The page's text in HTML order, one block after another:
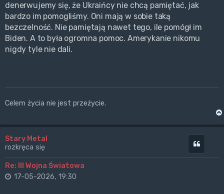
denerwujemy się, że Ukraińcy nie chcą pamiętać, jak
bardzo im pomogliśmy. Oni mają w sobie taką
bezczelność. Nie pamiętają nawet tego, ile pomógł im
Biden. A to była ogromna pomoc. Amerykanie nikomu
nigdy tyle nie dali.
Celem życia nie jest przeżycie.
Stary Metal
rozkręca się
Re: III Wojna Światowa
17-05-2026, 19:30